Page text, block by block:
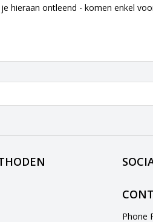
hieraan ontleend - komen enkel
Phone